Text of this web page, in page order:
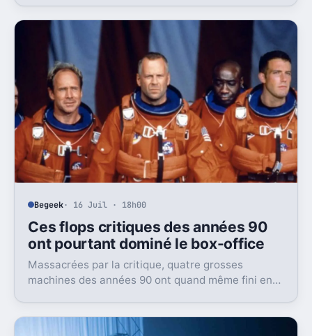
Begeek· 16 Juil · 18h00
Ces flops critiques des années 90
ont pourtant dominé le box-office
Massacrées par la critique, quatre grosses
machines des années 90 ont quand même fini en